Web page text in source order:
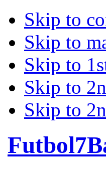
Skip to
Skip to
Skip to
Skip to
Skip to